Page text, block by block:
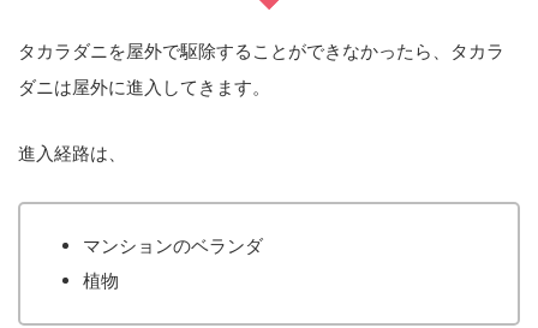
タカラダニを屋外で駆除することができなかったら、タカラ
ダニは屋外に進入してきます。
進入経路は、
マンションのベランダ
植物